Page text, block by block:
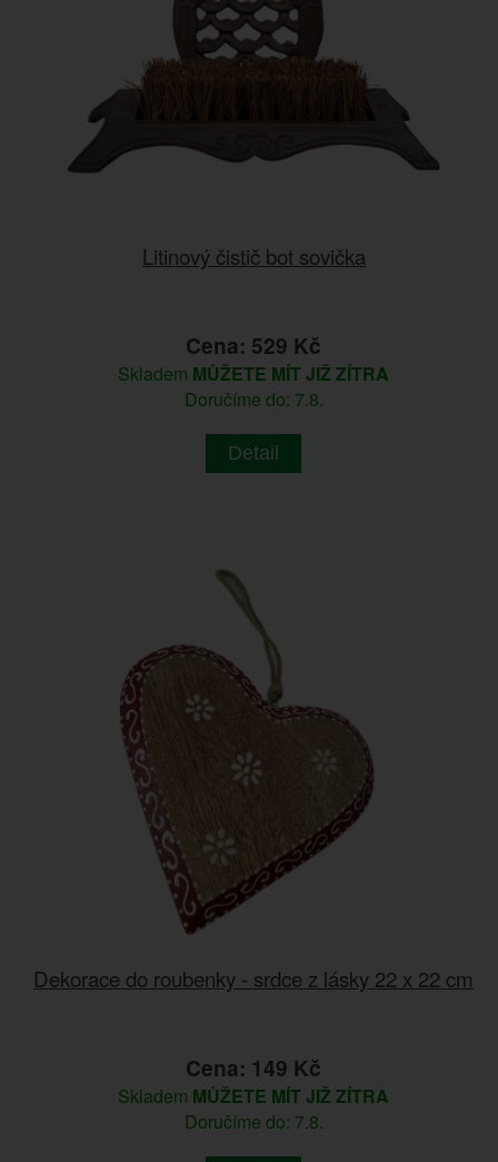
Litinový čistič bot sovička
Cena: 529 Kč
Skladem MŮŽETE MÍT JIŽ ZÍTRA
Doručíme do: 7.8.
Detail
Dekorace do roubenky - srdce z lásky 22 x 22 cm
Cena: 149 Kč
Skladem MŮŽETE MÍT JIŽ ZÍTRA
Doručíme do: 7.8.